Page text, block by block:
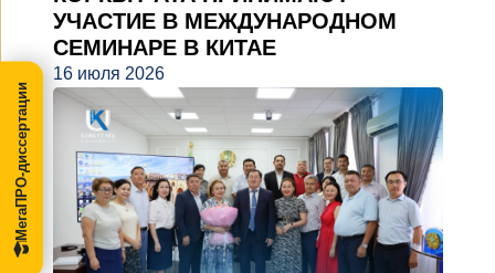
УЧАСТИЕ В МЕЖДУНАРОДНОМ
СЕМИНАРЕ В КИТАЕ
16 июля 2026
МегаПРО-диссертации